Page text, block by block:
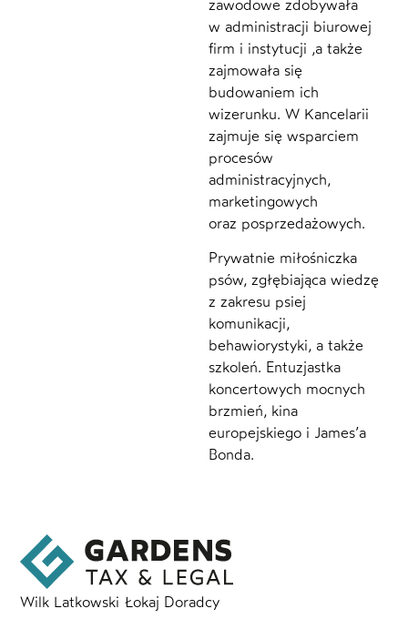
zawodowe zdobywała
w administracji biurowej
firm i instytucji ,a także
zajmowała się
budowaniem ich
wizerunku. W Kancelarii
zajmuje się wsparciem
procesów
administracyjnych,
marketingowych
oraz posprzedażowych.
Prywatnie miłośniczka
psów, zgłębiająca wiedzę
z zakresu psiej
komunikacji,
behawiorystyki, a także
szkoleń. Entuzjastka
koncertowych mocnych
brzmień, kina
europejskiego i James’a
Bonda.
Wilk Latkowski Łokaj Doradcy